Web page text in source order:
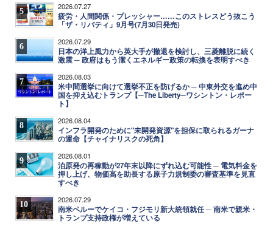
5 2026.07.27
疲労・人間関係・プレッシャー……このストレスどう抜こう
「ザ・リバティ」9月号(7月30日発売)
6 2026.07.29
日本の洋上風力から英大手が撤退を検討し、三菱離脱に続く
激震 ─ 政府はもう潔くエネルギー政策の転換を表明すべき
7 2026.08.03
米中間選挙に向けて選挙不正を防げるか ─ 中東外交を進め中
国を抑え込むトランプ【─The Liberty─ワシントン・レポー
ト】
8 2026.08.04
インフラ開発のために"未開発資源"を担保に取られるガーナ
の運命【チャイナリスクの死角】
9 2026.08.01
泊原発の再稼動が27年末以降にずれ込む可能性 ─ 電気料金を
押し上げ、物価高を助長する原子力規制委の審査基準を見直
すべき
10 2026.07.29
南米ペルーでケイコ・フジモリ新大統領就任 ─ 南米で親米・
トランプ支持政権が増えている